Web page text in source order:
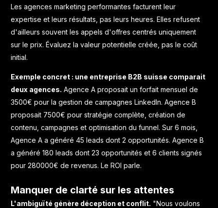
Les agences marketing performantes facturent leur
expertise et leurs résultats, pas leurs heures. Elles refusent
d'ailleurs souvent les appels d'offres centrés uniquement
sur le prix. Évaluez la valeur potentielle créée, pas le coût
initial.
Exemple concret : une entreprise B2B suisse comparait
deux agences. Agence A proposait un forfait mensuel de
3500€ pour la gestion de campagnes LinkedIn. Agence B
proposait 7500€ pour stratégie complète, création de
contenu, campagnes et optimisation du funnel. Sur 6 mois,
Agence A a généré 45 leads dont 2 opportunités. Agence B
a généré 180 leads dont 23 opportunités et 6 clients signés
pour 280000€ de revenus. Le ROI parle.
Manquer de clarté sur les attentes
L'ambiguïté génère déception et conflit. "Nous voulons